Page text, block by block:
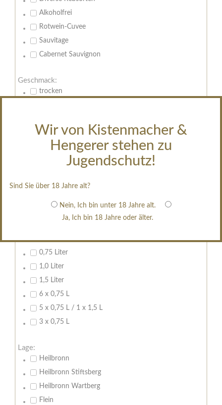
Wir von Kistenmacher &
Hengerer stehen zu
Jugendschutz!
Sind Sie über 18 Jahre alt?
Nein, Ich bin unter 18 Jahre alt.
Ja, Ich bin 18 Jahre oder älter.
Alkoholfrei
Rotwein-Cuvee
Sauvitage
Cabernet Sauvignon
Geschmack:
trocken
restsüß
edelsüß
im Holzfass gereift
erfrischend, nicht zu süß
0,7 Liter
0,75 Liter
1,0 Liter
1,5 Liter
6 x 0,75 L
5 x 0,75 L / 1 x 1,5 L
3 x 0,75 L
Lage:
Heilbronn
Heilbronn Stiftsberg
Heilbronn Wartberg
Flein